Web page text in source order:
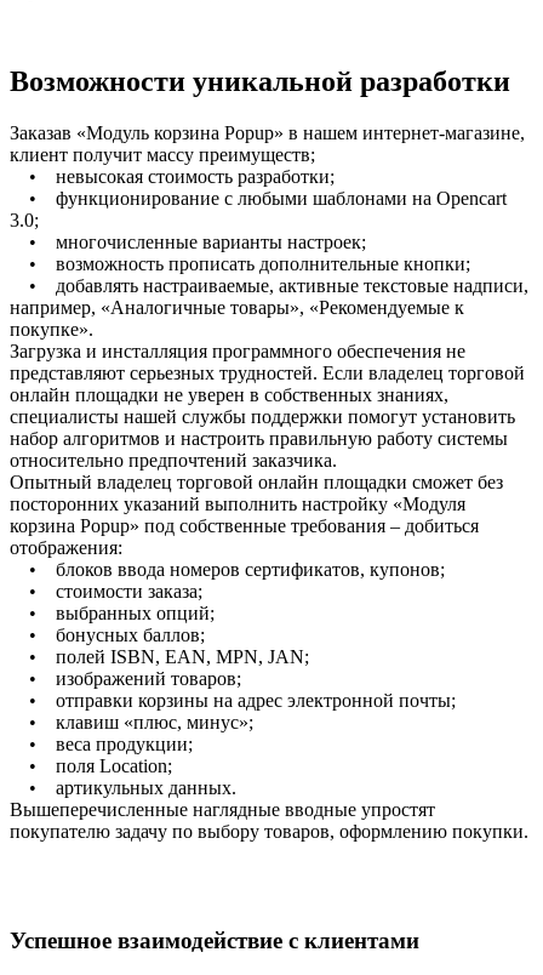
Возможности уникальной разработки
Заказав «Модуль корзина Popup» в нашем интернет-магазине,
клиент получит массу преимуществ;
• невысокая стоимость разработки;
• функционирование с любыми шаблонами на Opencart
3.0;
• многочисленные варианты настроек;
• возможность прописать дополнительные кнопки;
• добавлять настраиваемые, активные текстовые надписи,
например, «Аналогичные товары», «Рекомендуемые к
покупке».
Загрузка и инсталляция программного обеспечения не
представляют серьезных трудностей. Если владелец торговой
онлайн площадки не уверен в собственных знаниях,
специалисты нашей службы поддержки помогут установить
набор алгоритмов и настроить правильную работу системы
относительно предпочтений заказчика.
Опытный владелец торговой онлайн площадки сможет без
посторонних указаний выполнить настройку «Модуля
корзина Popup» под собственные требования – добиться
отображения:
• блоков ввода номеров сертификатов, купонов;
• стоимости заказа;
• выбранных опций;
• бонусных баллов;
• полей ISBN, EAN, MPN, JAN;
• изображений товаров;
• отправки корзины на адрес электронной почты;
• клавиш «плюс, минус»;
• веса продукции;
• поля Location;
• артикульных данных.
Вышеперечисленные наглядные вводные упростят
покупателю задачу по выбору товаров, оформлению покупки.
Успешное взаимодействие с клиентами